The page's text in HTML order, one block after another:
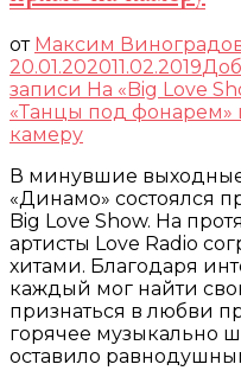
от Максим
20.01.202011.02.2019
записи На «Big Love
«Танцы под фонарем»
камеру
В минувшие
«Динамо» состоялся
Big Love Show. На
артисты Love Radio
хитами. Благодаря
каждый мог найти
признаться в любви
горячее музыкально
оставило